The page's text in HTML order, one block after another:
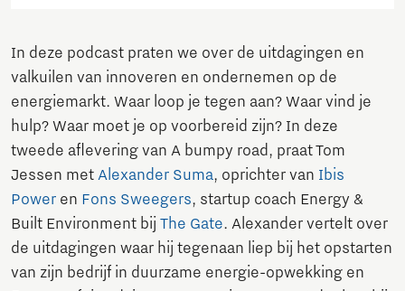
In deze podcast praten we over de uitdagingen en
valkuilen van innoveren en ondernemen op de
energiemarkt. Waar loop je tegen aan? Waar vind je
hulp? Waar moet je op voorbereid zijn? In deze
tweede aflevering van A bumpy road, praat Tom
Jessen met Alexander Suma, oprichter van Ibis
Power en Fons Sweegers, startup coach Energy &
Built Environment bij The Gate. Alexander vertelt over
de uitdagingen waar hij tegenaan liep bij het opstarten
van zijn bedrijf in duurzame energie-opwekking en